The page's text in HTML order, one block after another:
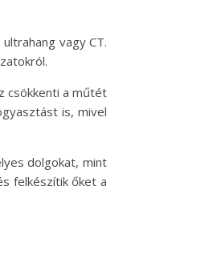
vagy CT.
csökkenti a műtét
is, mivel
dolgokat, mint
felkészítik őket a